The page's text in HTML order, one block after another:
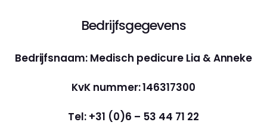
Bedrijfsgegevens
Bedrijfsnaam: Medisch pedicure Lia & Anneke
KvK nummer: 146317300
Tel: +31 (0)6 – 53 44 71 22